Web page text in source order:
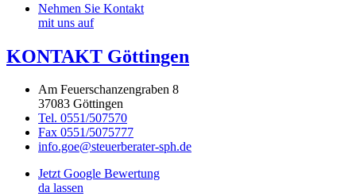
Nehmen Sie Kontakt
mit uns auf
KONTAKT Göttingen
Am Feuerschanzengraben 8
37083 Göttingen
Tel. 0551/507570
Fax 0551/5075777
info.goe@steuerberater-sph.de
Jetzt Google Bewertung
da lassen